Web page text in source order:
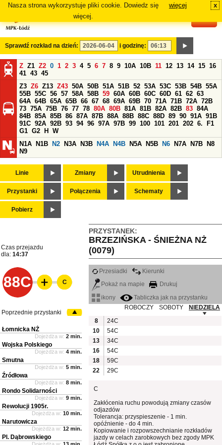
Nasza strona wykorzystuje pliki cookie. Dowiedz się
więcej.
więcej x
Sprawdź rozkład na dzień: i godzinę:
Z Z1 Z2 0 1 2 3 4 5 6 7 8 9 10A 10B 11 12 13 14 15 16
41 43 45
Z3 Z6 Z13 Z43 50A 50B 51A 51B 52 53A 53C 53B 54B 55A
55B 55C 56 57 58A 58B 59 60A 60B 60C 60D 61 62 63
64A 64B 65A 65B 66 67 68 69A 69B 70 71A 71B 72A 72B
73 75A 75B 76 77 78 80A 80B 81A 81B 82A 82B 83 84A
84B 85A 85B 86 87A 87B 88A 88B 88C 88D 89 90 91A 91B
91C 92A 92B 93 94 96 97A 97B 99 100 101 201 202 6.
F1
G1 G2 H
W
N1A
N1B N2 N3A N3B N4A N4B N5A N5B N6 N7A N7B
N8
N9
Linie Zmiany Utrudnienia
Przystanki Połączenia Schematy
Pobierz
PRZYSTANEK:
BRZEZIŃSKA - ŚNIEŻNA NŻ
(0079)
Czas przejazdu
dla: 14:37
88C
Przesiadki
Kierunki
Pokaż na mapie
Drukuj
ikony
Tabliczka jak na przystanku
ROBOCZY
SOBOTY
NIEDZIELA
8
24C
10
54C
13
34C
16
54C
18
59C
22
29C
C
Zakłócenia ruchu powodują zmiany czasów
odjazdów
Tolerancja: przyspieszenie - 1 min.
opóźnienie - do 4 min.
Kopiowanie i rozpowszechnianie rozkładów
jazdy w celach zarobkowych bez zgody MPK
C
Poprzednie przystanki
Łomnicka NŻ
Dojeżdża w: 2 min.
Wojska Polskiego
Dojeżdża w: 4 min.
Smutna
Dojeżdża w: 5 min.
Źródłowa
Dojeżdża w: 8 min.
Rondo Solidarności
Dojeżdża w: 9 min.
Rewolucji 1905r.
Dojeżdża w: 10 min.
Narutowicza
Dojeżdża w: 12 min.
Pl. Dąbrowskiego